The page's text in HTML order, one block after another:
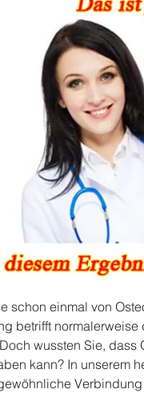
schon einmal von
betrifft
wussten Sie,
kann? In unserem